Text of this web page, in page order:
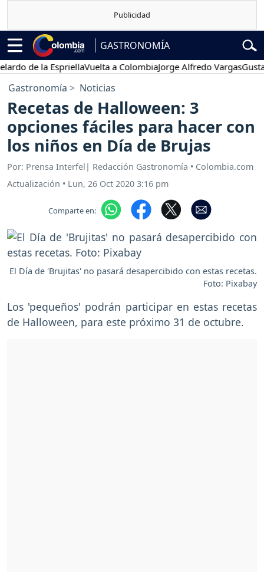
GASTRONOMÍA
de la EspriellaVuelta a ColombiaJorge Alfredo VargasGustavo
Gastronomía Noticias
Recetas de Halloween: 3
opciones fáciles para hacer con
los niños en Día de Brujas
Por: Prensa Interfel| Redacción Gastronomía • Colombia.com
Actualización • Lun, 26 Oct 2020 3:16 pm
Comparte en:
El Día de 'Brujitas' no pasará desapercibido con estas recetas.
Foto: Pixabay
Los 'pequeños' podrán participar en estas recetas
de Halloween, para este próximo 31 de octubre.